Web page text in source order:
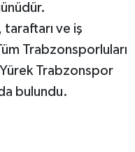
ve iş
Trabzonsporluları
Trabzonspor
bulundu.